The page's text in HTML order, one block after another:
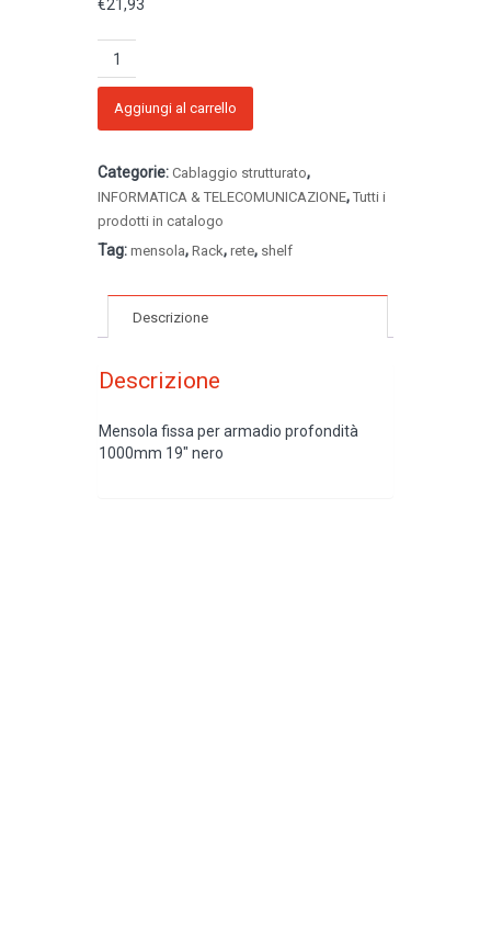
€21,93
Mensola
fissa
1000mm
quantità
Aggiungi al carrello
Categorie: Cablaggio strutturato,
INFORMATICA & TELECOMUNICAZIONE, Tutti i
prodotti in catalogo
Tag: mensola, Rack, rete, shelf
Descrizione
Descrizione
Mensola fissa per armadio profondità
1000mm 19″ nero